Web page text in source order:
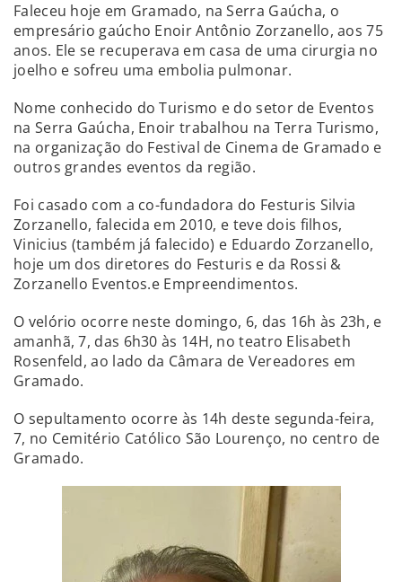
Faleceu hoje em Gramado, na Serra Gaúcha, o
empresário gaúcho Enoir Antônio Zorzanello, aos 75
anos. Ele se recuperava em casa de uma cirurgia no
joelho e sofreu uma embolia pulmonar.
Nome conhecido do Turismo e do setor de Eventos
na Serra Gaúcha, Enoir trabalhou na Terra Turismo,
na organização do Festival de Cinema de Gramado e
outros grandes eventos da região.
Foi casado com a co-fundadora do Festuris Silvia
Zorzanello, falecida em 2010, e teve dois filhos,
Vinicius (também já falecido) e Eduardo Zorzanello,
hoje um dos diretores do Festuris e da Rossi &
Zorzanello Eventos.e Empreendimentos.
O velório ocorre neste domingo, 6, das 16h às 23h, e
amanhã, 7, das 6h30 às 14H, no teatro Elisabeth
Rosenfeld, ao lado da Câmara de Vereadores em
Gramado.
O sepultamento ocorre às 14h deste segunda-feira,
7, no Cemitério Católico São Lourenço, no centro de
Gramado.